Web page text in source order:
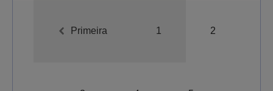
Primeira 1 2